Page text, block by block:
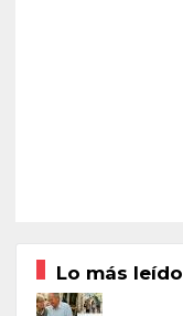
Lo más leído